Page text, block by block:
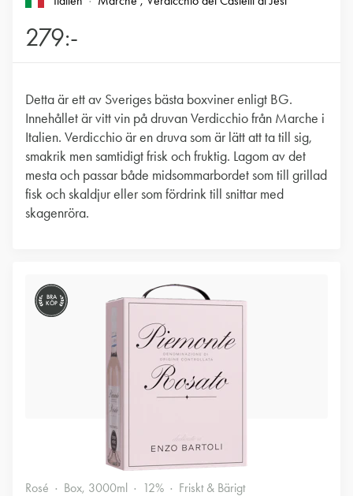
279:-
Detta är ett av Sveriges bästa boxviner enligt BG.
Innehållet är vitt vin på druvan Verdicchio från Marche i
Italien. Verdicchio är en druva som är lätt att ta till sig,
smakrik men samtidigt frisk och fruktig. Lagom av det
mesta och passar både midsommarbordet som till grillad
fisk och skaldjur eller som fördrink till snittar med
skagenröra.
BRA
KÖP
Rosé Box, 3000ml 12% Friskt & Bärigt